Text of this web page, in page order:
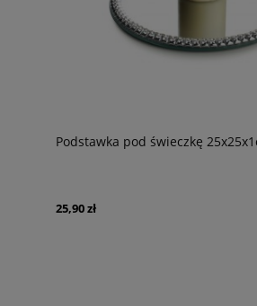
Podstawka pod świeczkę
25,90 zł